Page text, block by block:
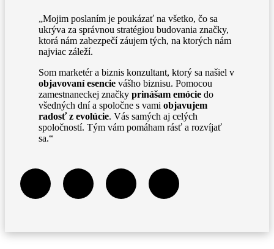
„Mojim poslaním je poukázať na všetko, čo sa
ukrýva za správnou stratégiou budovania značky,
ktorá nám zabezpečí záujem tých, na ktorých nám
najviac záleží.
Som marketér a biznis konzultant, ktorý sa našiel v
objavovaní esencie vášho biznisu. Pomocou
zamestnaneckej značky prinášam emócie do
všedných dní a spoločne s vami objavujem
radosť z evolúcie. Vás samých aj celých
spoločností. Tým vám pomáham rásť a rozvíjať
sa.“